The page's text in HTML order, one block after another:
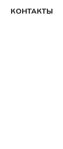
КОНТАКТЫ